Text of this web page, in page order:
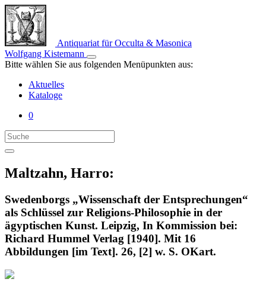
Antiquariat für Occulta & Masonica
Wolfgang Kistemann
Bitte wählen Sie aus folgenden Menüpunkten aus:
Aktuelles
Kataloge
0
Maltzahn, Harro:
Swedenborgs „Wissenschaft der Entsprechungen“
als Schlüssel zur Religions-Philosophie in der
ägyptischen Kunst. Leipzig, In Kommission bei:
Richard Hummel Verlag [1940]. Mit 16
Abbildungen [im Text]. 26, [2] w. S. OKart.